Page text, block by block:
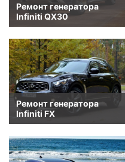
Ремонт генератора
Infiniti QX30
Ремонт генератора
Infiniti FX